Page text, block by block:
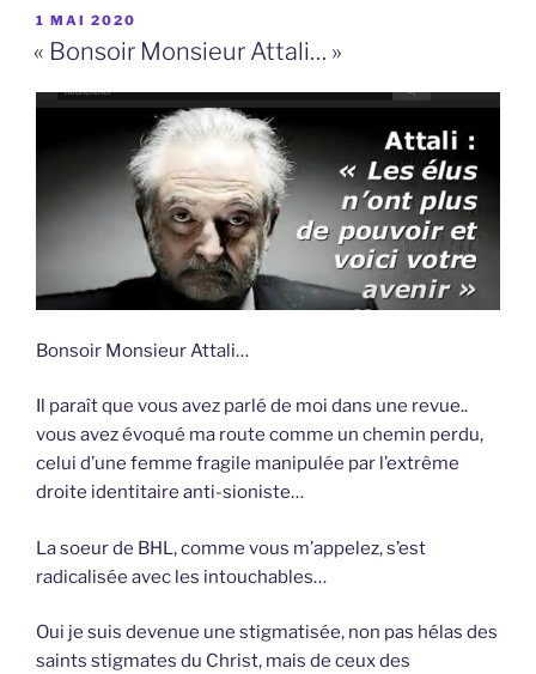
PUBLIÉ
LE
1 MAI 2020
« Bonsoir Monsieur Attali… »
Bonsoir Monsieur Attali…
Il paraît que vous avez parlé de moi dans une revue..
vous avez évoqué ma route comme un chemin perdu,
celui d’une femme fragile manipulée par l’extrême
droite identitaire anti-sioniste…
La soeur de BHL, comme vous m’appelez, s’est
radicalisée avec les intouchables…
Oui je suis devenue une stigmatisée, non pas hélas des
saints stigmates du Christ, mais de ceux des